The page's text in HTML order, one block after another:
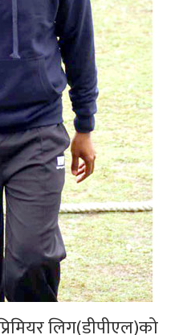
लिग(डीपीएल)को